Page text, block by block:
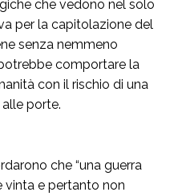
che vedono nel solo
per la capitolazione del
senza nemmeno
comportare la
con il rischio di una
porte.
che “una guerra
vinta e pertanto non